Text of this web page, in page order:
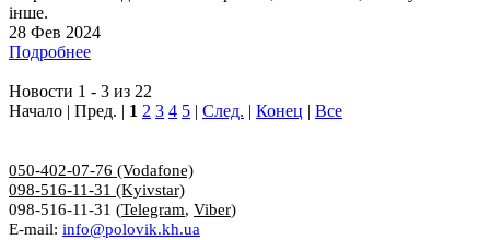
інше.
28 Фев 2024
Подробнее
Новости 1 - 3 из 22
Начало | Пред. | 1 2 3 4 5 | След. | Конец | Все
050-402-07-76 (Vodafone)
098-516-11-31 (Kyivstar)
098-516-11-31 (Telegram, Viber)
E-mail: info@polovik.kh.ua